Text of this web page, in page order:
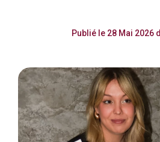
Publié le 28 Mai 2026